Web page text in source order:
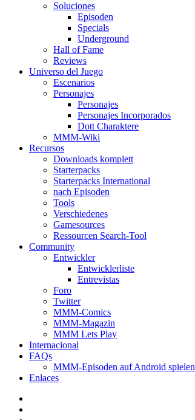
Soluciones
Episoden
Specials
Underground
Hall of Fame
Reviews
Universo del Juego
Escenarios
Personajes
Personajes
Personajes Incorporados
Dott Charaktere
MMM-Wiki
Recursos
Downloads komplett
Starterpacks
Starterpacks International
nach Episoden
Tools
Verschiedenes
Gamesources
Ressourcen Search-Tool
Community
Entwickler
Entwicklerliste
Entrevistas
Foro
Twitter
MMM-Comics
MMM-Magazin
MMM Lets Play
Internacional
FAQs
MMM-Episoden auf Android spielen
Enlaces